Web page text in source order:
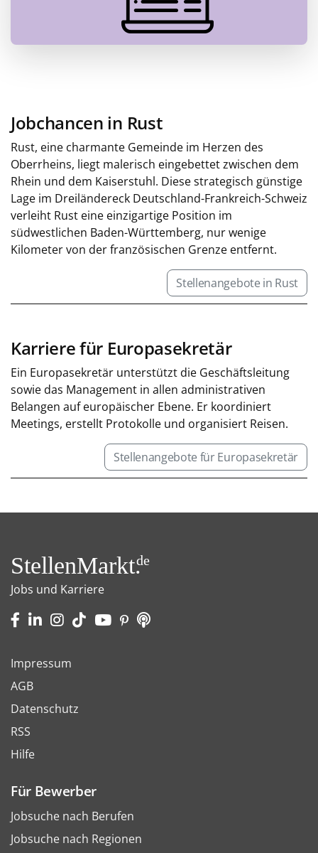
Jobchancen in Rust
Rust, eine charmante Gemeinde im Herzen des
Oberrheins, liegt malerisch eingebettet zwischen dem
Rhein und dem Kaiserstuhl. Diese strategisch günstige
Lage im Dreiländereck Deutschland-Frankreich-Schweiz
verleiht Rust eine einzigartige Position im
südwestlichen Baden-Württemberg, nur wenige
Kilometer von der französischen Grenze entfernt.
Stellenangebote in Rust
Karriere für Europasekretär
Ein Europasekretär unterstützt die Geschäftsleitung
sowie das Management in allen administrativen
Belangen auf europäischer Ebene. Er koordiniert
Meetings, erstellt Protokolle und organisiert Reisen.
Stellenangebote für Europasekretär
StellenMarkt.de
Jobs und Karriere
Impressum
AGB
Datenschutz
RSS
Hilfe
Für Bewerber
Jobsuche nach Berufen
Jobsuche nach Regionen